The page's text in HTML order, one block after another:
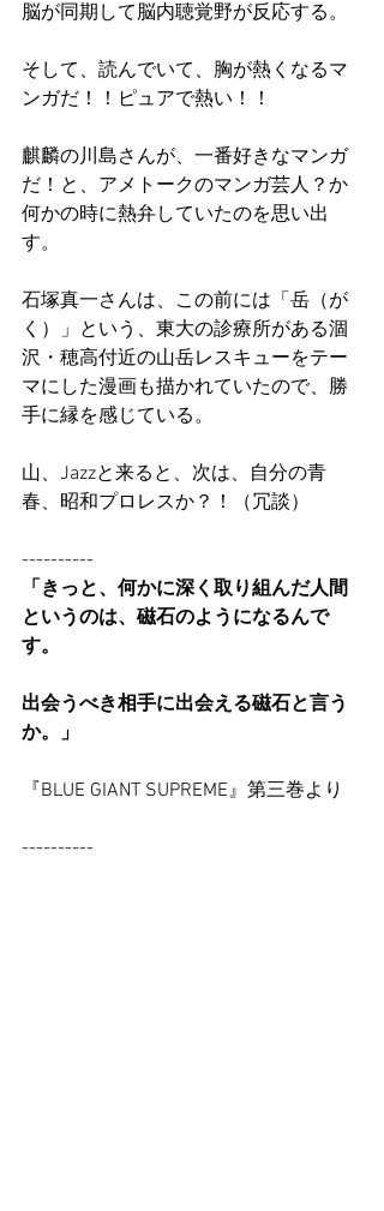
脳が同期して脳内聴覚野が反応する。
そして、読んでいて、胸が熱くなるマ
ンガだ！！ピュアで熱い！！
麒麟の川島さんが、一番好きなマンガ
だ！と、アメトークのマンガ芸人？か
何かの時に熱弁していたのを思い出
す。
石塚真一さんは、この前には「岳（が
く）」という、東大の診療所がある涸
沢・穂高付近の山岳レスキューをテー
マにした漫画も描かれていたので、勝
手に縁を感じている。
山、Jazzと来ると、次は、自分の青
春、昭和プロレスか？！（冗談）
----------
「きっと、何かに深く取り組んだ人間
というのは、磁石のようになるんで
す。
出会うべき相手に出会える磁石と言う
か。」
『BLUE GIANT SUPREME』第三巻より
----------